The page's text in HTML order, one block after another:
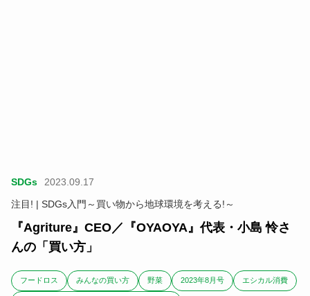
SDGs
2023.09.17
注目! | SDGs入門～買い物から地球環境を考える!～
『Agriture』CEO／『OYAOYA』代表・小島 怜さ
んの「買い方」
フードロス みんなの買い方 野菜 2023年8月号 エシカル消費